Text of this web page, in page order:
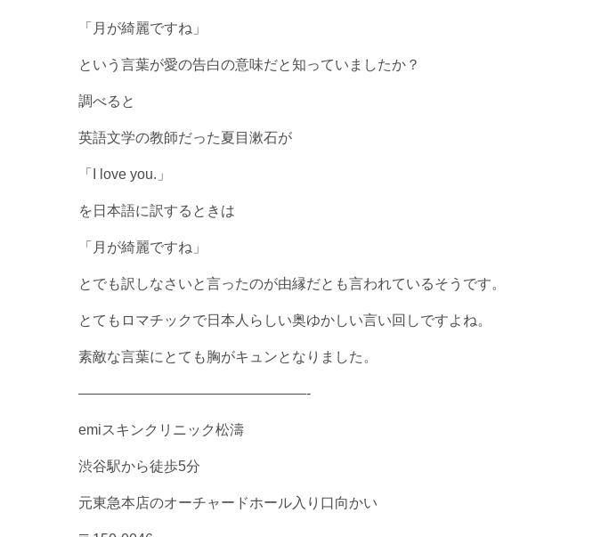
「月が綺麗ですね」
という言葉が愛の告白の意味だと知っていましたか？
調べると
英語文学の教師だった夏目漱石が
「I love you.」
を日本語に訳するときは
「月が綺麗ですね」
とでも訳しなさいと言ったのが由縁だとも言われているそうです。
とてもロマチックで日本人らしい奥ゆかしい言い回しですよね。
素敵な言葉にとても胸がキュンとなりました。
————————————————-
emiスキンクリニック松濤
渋谷駅から徒歩5分
元東急本店のオーチャードホール入り口向かい